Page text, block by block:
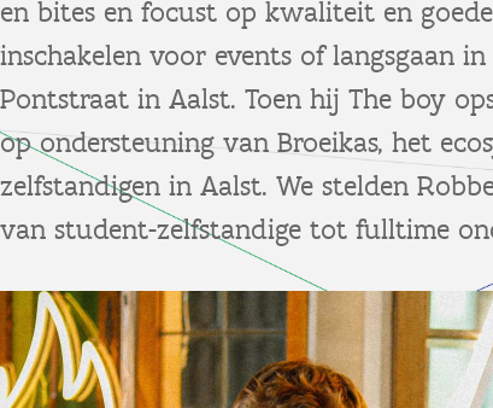
en bites en focust op kwaliteit en
inschakelen voor events of langsgaan
Pontstraat in Aalst. Toen hij The boy
op ondersteuning van Broeikas, het
zelfstandigen in Aalst. We stelden
van student-zelfstandige tot fulltime